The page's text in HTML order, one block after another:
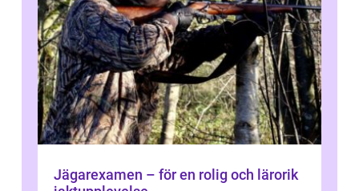
Jägarexamen – för en rolig och lärorik